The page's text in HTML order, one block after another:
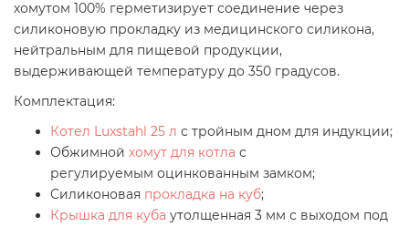
хомутом 100% герметизирует соединение через
силиконовую прокладку из медицинского силикона,
нейтральным для пищевой продукции,
выдерживающей температуру до 350 градусов.
Комплектация:
Котел Luxstahl 25 л с тройным дном для индукции;
Обжимной хомут для котла с
регулируемым оцинкованным замком;
Силиконовая прокладка на куб;
Крышка для куба утолщенная 3 мм с выходом под